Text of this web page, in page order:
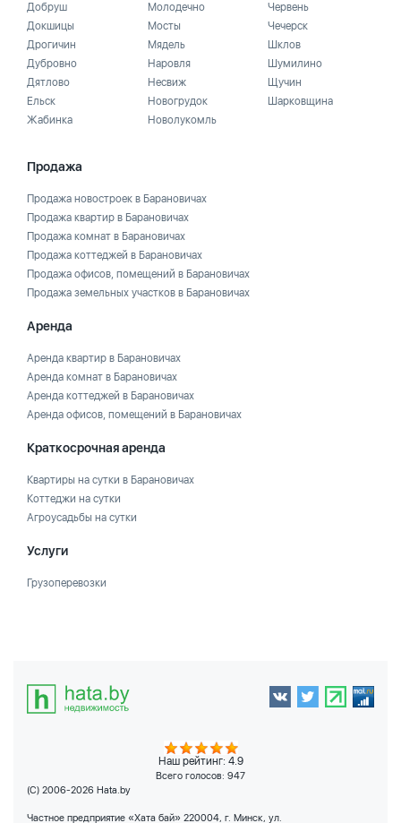
Добруш
Докшицы
Дрогичин
Дубровно
Дятлово
Ельск
Жабинка
Молодечно
Мосты
Мядель
Наровля
Несвиж
Новогрудок
Новолукомль
Червень
Чечерск
Шклов
Шумилино
Щучин
Шарковщина
Продажа
Продажа новостроек в Барановичах
Продажа квартир в Барановичах
Продажа комнат в Барановичах
Продажа коттеджей в Барановичах
Продажа офисов, помещений в Барановичах
Продажа земельных участков в Барановичах
Аренда
Аренда квартир в Барановичах
Аренда комнат в Барановичах
Аренда коттеджей в Барановичах
Аренда офисов, помещений в Барановичах
Краткосрочная аренда
Квартиры на сутки в Барановичах
Коттеджи на сутки
Агроусадьбы на сутки
Услуги
Грузоперевозки
Наш рейтинг: 4.9
Всего голосов: 947
(C) 2006-2026 Hata.by
Частное предприятие «Хата бай» 220004, г. Минск, ул.